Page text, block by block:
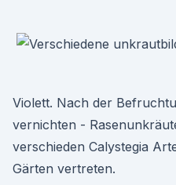
Violett. Nach der
vernichten -
verschieden Calystegia
Gärten vertreten.